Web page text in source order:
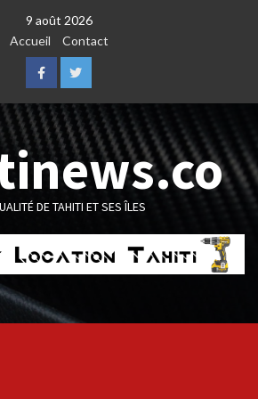
9 août 2026
Accueil
Contact
FacebookTwitter
DE TAHITI ET SES ÎLES